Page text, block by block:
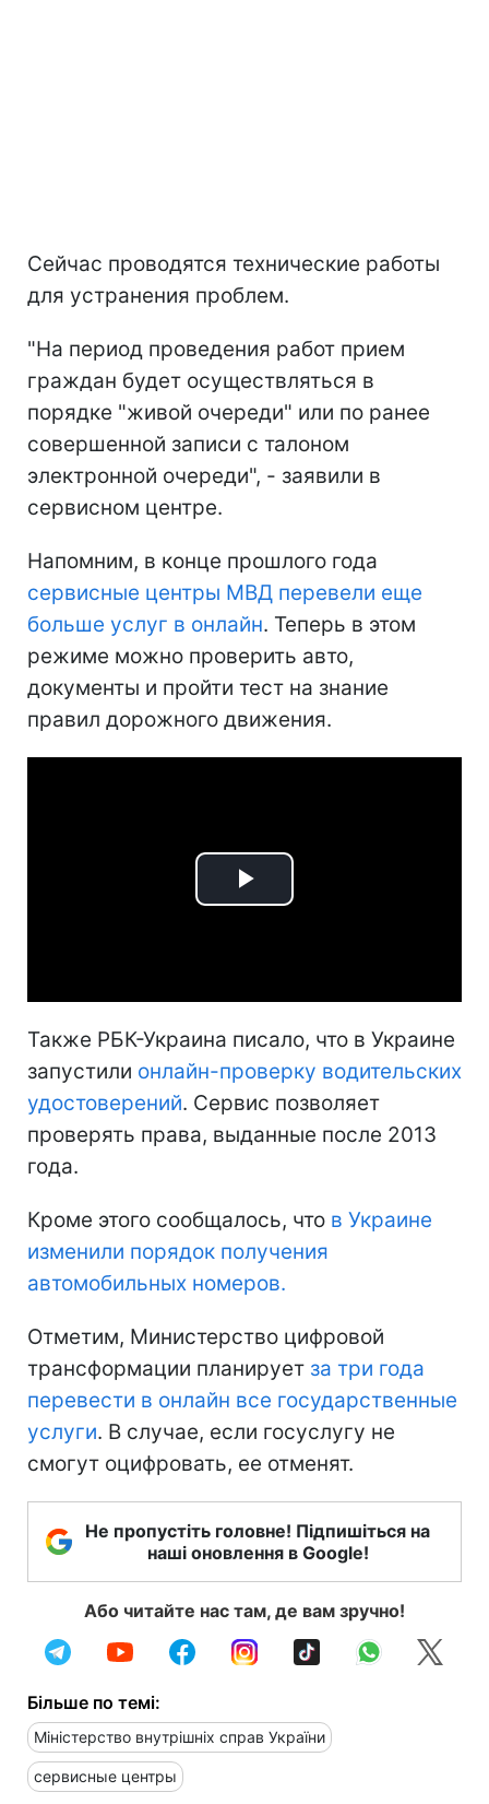
Сейчас проводятся технические работы
для устранения проблем.
"На период проведения работ прием
граждан будет осуществляться в
порядке "живой очереди" или по ранее
совершенной записи с талоном
электронной очереди", - заявили в
сервисном центре.
Напомним, в конце прошлого года
сервисные центры МВД перевели еще
больше услуг в онлайн. Теперь в этом
режиме можно проверить авто,
документы и пройти тест на знание
правил дорожного движения.
Play
Также РБК-Украина писало, что в Украине
запустили онлайн-проверку водительских
удостоверений. Сервис позволяет
проверять права, выданные после 2013
года.
Кроме этого сообщалось, что в Украине
изменили порядок получения
автомобильных номеров.
Отметим, Министерство цифровой
трансформации планирует за три года
перевести в онлайн все государственные
услуги. В случае, если госуслугу не
смогут оцифровать, ее отменят.
Не пропустіть головне! Підпишіться на
наші оновлення в Google!
Або читайте нас там, де вам зручно!
Більше по темі:
Міністерство внутрішніх справ України
сервисные центры